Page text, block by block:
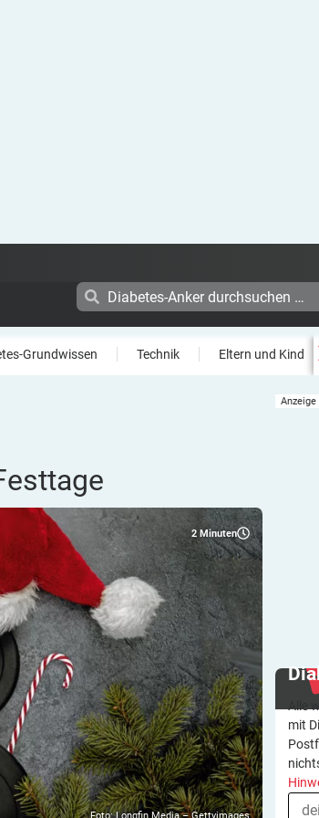
Grundwissen Technik Eltern und Kind
2 Minuten
Alle
mit